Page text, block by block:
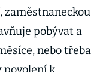
zaměstnaneckou
pobývat a
nebo třeba